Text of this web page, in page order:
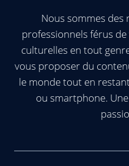
Nous sommes
professionnels férus
culturelles en tout
vous proposer du
le monde tout en
ou smartphone.